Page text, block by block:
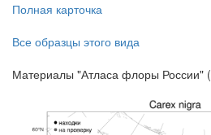
Полная карточка
Все образцы этого вида
Материалы "Атласа флоры России" (